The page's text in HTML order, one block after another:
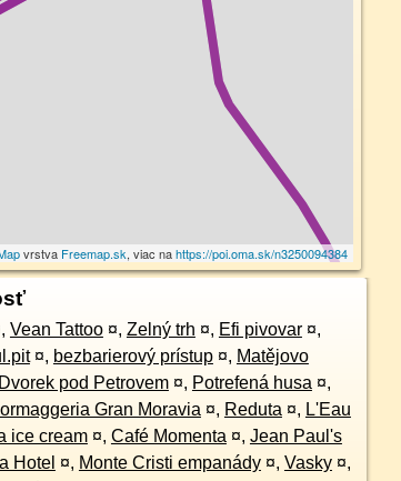
vrstva Freemap.sk, viac nahttps://poi.oma.sk/n3250094384
, Vean Tattoo ¤, Zelný trh ¤, Efi pivovar ¤,
¤, bezbarierový prístup ¤, Matějovo
Dvorek pod Petrovem ¤, Potrefená husa ¤,
Gran Moravia ¤, Reduta ¤, L'Eau
ice cream ¤, Café Momenta ¤, Jean Paul's
Hotel ¤, Monte Cristi empanády ¤, Vasky ¤,